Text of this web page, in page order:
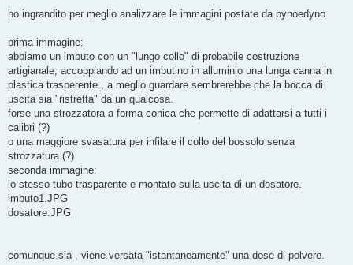
s
g
i
o
ho ingrandito per meglio analizzare le immagini postate da pynoedyno
prima immagine:
abbiamo un imbuto con un "lungo collo" di probabile costruzione
artigianale, accoppiando ad un imbutino in alluminio una lunga canna in
plastica trasperente , a meglio guardare sembrerebbe che la bocca di
uscita sia "ristretta" da un qualcosa.
forse una strozzatora a forma conica che permette di adattarsi a tutti i
calibri (?)
o una maggiore svasatura per infilare il collo del bossolo senza
strozzatura (?)
seconda immagine:
lo stesso tubo trasparente e montato sulla uscita di un dosatore.
imbuto1.JPG
dosatore.JPG
comunque sia , viene versata "istantaneamente" una dose di polvere.